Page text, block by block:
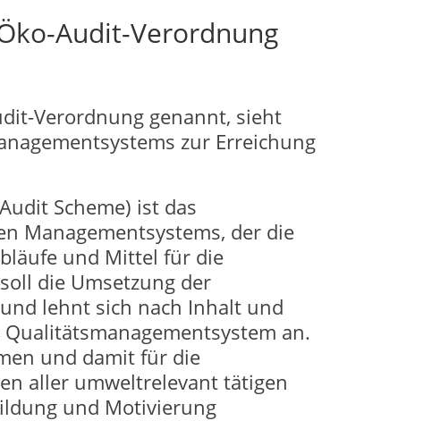
Audit-Verordnung
Verordnung genannt, sieht
zur Erreichung
Scheme) ist das
Managementsystems, der die
und Mittel für die
die Umsetzung der
lehnt sich nach Inhalt und
an.
und damit für die
aller umweltrelevant tätigen
und Motivierung